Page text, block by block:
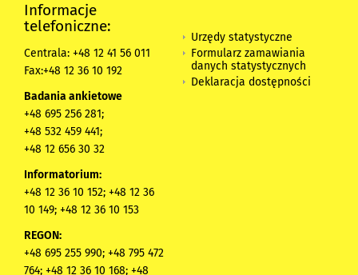
Informacje
telefoniczne:
Centrala: +48 12 41 56 011
Fax:+48 12 36 10 192
Badania ankietowe
+48 695 256 281;
+48 532 459 441;
+48 12 656 30 32
Informatorium:
+48 12 36 10 152; +48 12 36
10 149; +48 12 36 10 153
REGON:
+48 695 255 990; +48 795 472
764; +48 12 36 10 168; +48
Urzędy statystyczne
Formularz zamawiania
danych statystycznych
Deklaracja dostępności